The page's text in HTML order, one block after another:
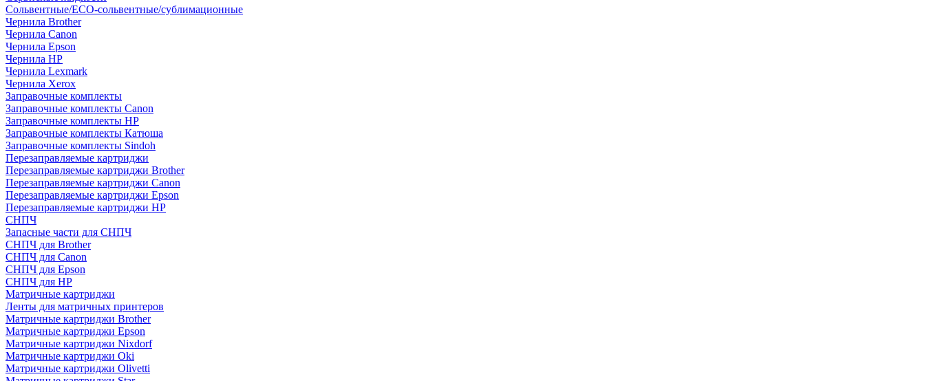
Сольвентные/ECO-сольвентные/сублимационные
Чернила Brother
Чернила Canon
Чернила Epson
Чернила HP
Чернила Lexmark
Чернила Xerox
Заправочные комплекты
Заправочные комплекты Canon
Заправочные комплекты HP
Заправочные комплекты Катюша
Заправочные комплекты Sindoh
Перезаправляемые картриджи
Перезаправляемые картриджи Brother
Перезаправляемые картриджи Canon
Перезаправляемые картриджи Epson
Перезаправляемые картриджи HP
СНПЧ
Запасные части для СНПЧ
СНПЧ для Brother
СНПЧ для Canon
СНПЧ для Epson
СНПЧ для HP
Матричные картриджи
Ленты для матричных принтеров
Матричные картриджи Brother
Матричные картриджи Epson
Матричные картриджи Nixdorf
Матричные картриджи Oki
Матричные картриджи Olivetti